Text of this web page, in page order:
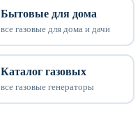
Бытовые для дома
все газовые для дома и дачи
Каталог газовых
все газовые генераторы